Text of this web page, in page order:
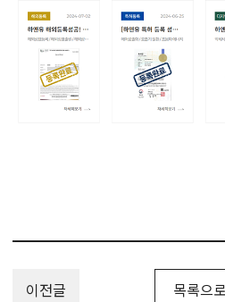
이전글 목록으로